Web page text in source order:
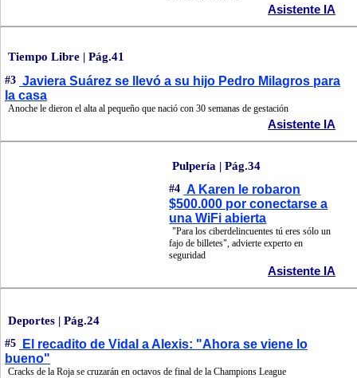
Asistente IA
Tiempo Libre | Pág.41
#3 Javiera Suárez se llevó a su hijo Pedro Milagros para
la casa
Anoche le dieron el alta al pequeño que nació con 30 semanas de gestación
Asistente IA
Pulpería | Pág.34
#4 A Karen le robaron
$500.000 por conectarse a
una WiFi abierta
"Para los ciberdelincuentes tú eres sólo un
fajo de billetes", advierte experto en
seguridad
Asistente IA
Deportes | Pág.24
#5
El recadito de Vidal a Alexis: "Ahora se viene lo
bueno"
Cracks de la Roja se cruzarán en octavos de final de la Champions League